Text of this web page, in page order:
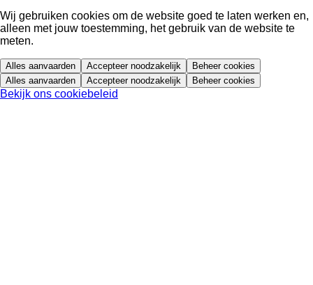
Wij gebruiken cookies om de website goed te laten werken en,
alleen met jouw toestemming, het gebruik van de website te
meten.
Alles aanvaarden Accepteer noodzakelijk
Beheer cookies
Alles aanvaarden
Accepteer noodzakelijk Beheer cookies
Bekijk ons cookiebeleid